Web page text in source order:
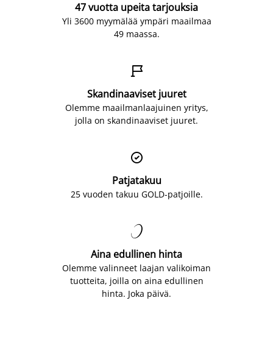
47 vuotta upeita tarjouksia
Yli 3600 myymälää ympäri maailmaa
49 maassa.

Skandinaaviset juuret
Olemme maailmanlaajuinen yritys,
jolla on skandinaaviset juuret.

Patjatakuu
25 vuoden takuu GOLD-patjoille.

Aina edullinen hinta
Olemme valinneet laajan valikoiman
tuotteita, joilla on aina edullinen
hinta. Joka päivä.